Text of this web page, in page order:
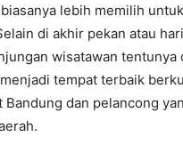
lebih memilih
di akhir pekan atau
wisatawan tentunya
tempat terbaik
Bandung dan pelancong